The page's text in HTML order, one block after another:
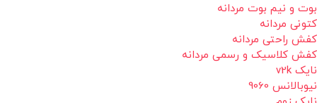
بوت و نیم بوت مردانه
کتونی مردانه
کفش راحتی مردانه
کفش کلاسیک و رسمی مردانه
نایک v2k
نیوبالانس 9060